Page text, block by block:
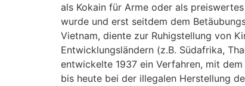
als Kokain für Arme oder als
wurde und erst seitdem dem
Vietnam, diente zur Ruhigstellung von
Entwicklungsländern (z.B. Südafrika,
entwickelte 1937 ein Verfahren, mit
bis heute bei der illegalen Herstellung